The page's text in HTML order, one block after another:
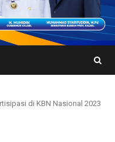
di KBN Nasional 2023